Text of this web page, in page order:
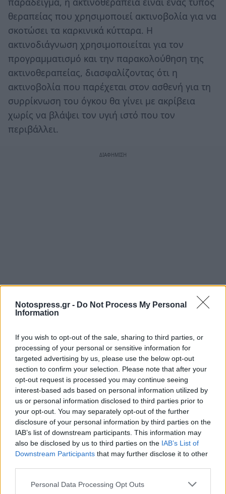
Notospress.gr - Do Not Process My Personal
Information
If you wish to opt-out of the sale, sharing to third parties, or
processing of your personal or sensitive information for
targeted advertising by us, please use the below opt-out
section to confirm your selection. Please note that after your
opt-out request is processed you may continue seeing
interest-based ads based on personal information utilized by
us or personal information disclosed to third parties prior to
your opt-out. You may separately opt-out of the further
disclosure of your personal information by third parties on the
IAB’s list of downstream participants. This information may
also be disclosed by us to third parties on the IAB’s List of
Downstream Participants that may further disclose it to other
Personal Data Processing Opt Outs
θεραπείας που χρησιμοποιεί ακτινοβολία για να
σκοτώσει τα καρκινικά κύτταρα. Η
ακτινοδιάγνωση χρησιμοποιείται για τον
προγραμματισμό και την παρακολούθηση της
ακτινοθεραπείας, διασφαλίζοντας ότι η
ακτινοβολία που παρέχεται στον ασθενή για τη
συρρίκνωση του όγκου θα γίνει με ακρίβεια
χωρίς να βλάψει τον υγιή ιστό που τον
περιβάλλει.